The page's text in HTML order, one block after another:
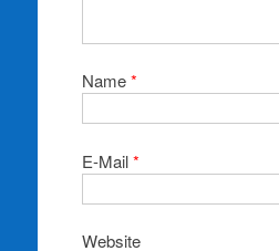
Name*
E-Mail*
Website